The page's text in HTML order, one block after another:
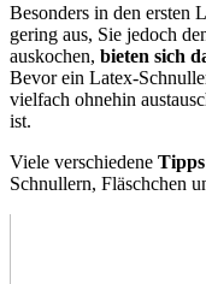
Besonders in den ersten
gering aus, Sie jedoch
auskochen, bieten sich
Bevor ein Latex-
vielfach ohnehin
ist.
Viele verschiedene
Schnullern, Fläschchen